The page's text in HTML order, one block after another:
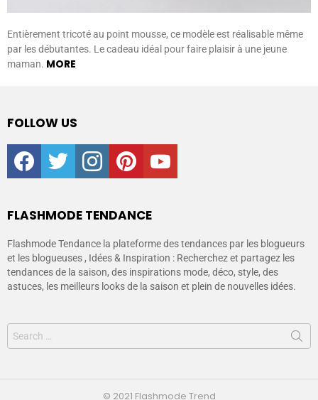
Entièrement tricoté au point mousse, ce modèle est réalisable même
par les débutantes. Le cadeau idéal pour faire plaisir à une jeune
maman. MORE
FOLLOW US
facebooktwitter instagrampinterestyoutube
FLASHMODE TENDANCE
Flashmode Tendance la plateforme des tendances par les blogueurs
et les blogueuses , Idées & Inspiration : Recherchez et partagez les
tendances de la saison, des inspirations mode, déco, style, des
astuces, les meilleurs looks de la saison et plein de nouvelles idées.
© 2021 Flashmode Trend